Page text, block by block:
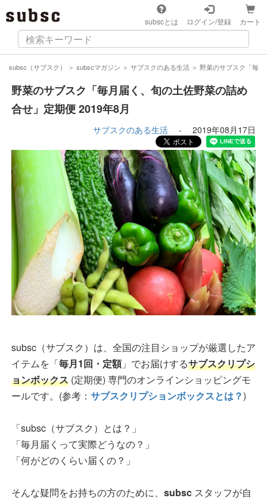
subscとは ログイン/登録 カート
subsc（サブスク） ＞ subscマガジン ＞ サブスクのある生活 ＞ 野菜のサブスク「毎
野菜のサブスク「毎月届く、旬の土佐野菜の詰め
合せ」定期便 2019年8月
サブスクのある生活 - 2019年08月17日
subsc（サブスク）は、全国の注目ショップが厳選したア
イテムを「毎月1回・定額」でお届けするサブスクリプシ
ョンボックス (定期便) 専門のオンラインショッピングモ
ールです。(参考： サブスクリプションボックスとは？)
「subsc（サブスク）とは？」
「毎月届くって実際どうなの？」
「何がどのくらい届くの？」
そんな疑問をお持ちの方のために、 subsc スタッフが自